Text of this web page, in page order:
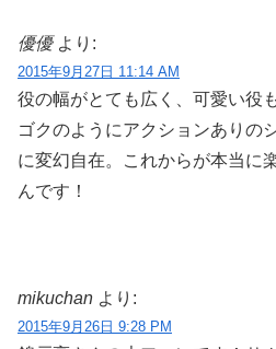
優優 より:
2015年9月27日 11:14 AM
役の幅がとても広く、可愛い役
ゴクのようにアクションありの
に変幻自在。これからが本当に
んです！
mikuchan より:
2015年9月26日 9:28 PM